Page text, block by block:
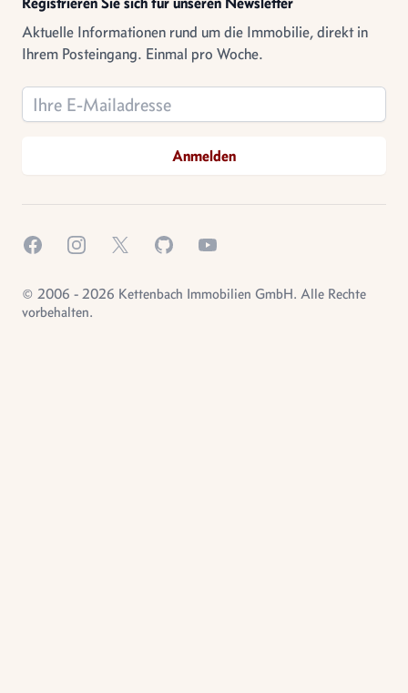
Aktuelle Informationen rund um die Immobilie, direkt in
Ihrem Posteingang. Einmal pro Woche.
Email address
Anmelden
FacebookInstagramX.com GitHub YouTube
© 2006 - 2026 Kettenbach Immobilien GmbH. Alle Rechte
vorbehalten.